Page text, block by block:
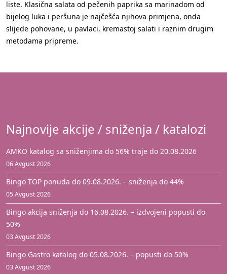
liste. Klasična salata od pečenih paprika sa marinadom od
bijelog luka i peršuna je najčešća njihova primjena, onda
slijede pohovane, u pavlaci, kremastoj salati i raznim drugim
metodama pripreme.
Najnovije akcije / sniženja / katalozi
AMKO katalog sa sniženjima do 56% traje do 20.08.2026
06 Avgust 2026
Bingo TOP ponuda do 09.08.2026. – sniženja do 44%
05 Avgust 2026
Bingo akcija sniženja do 16.08.2026. – izdvojeni popusti do
50%
03 Avgust 2026
Bingo Gastro katalog do 05.08.2026. – popusti do 50%
03 Avgust 2026